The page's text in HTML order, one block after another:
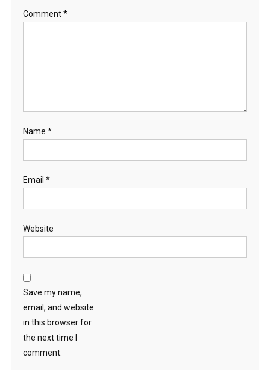
Comment*
Name *
Email *
Website
Save my name,
email, and website
in this browser for
the next time I
comment.